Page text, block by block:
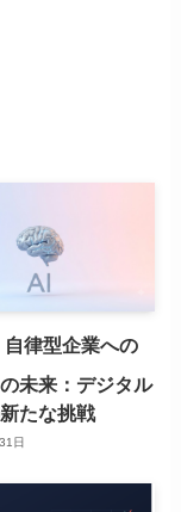
自律型企業への
未来：デジタル
たな挑戦
日